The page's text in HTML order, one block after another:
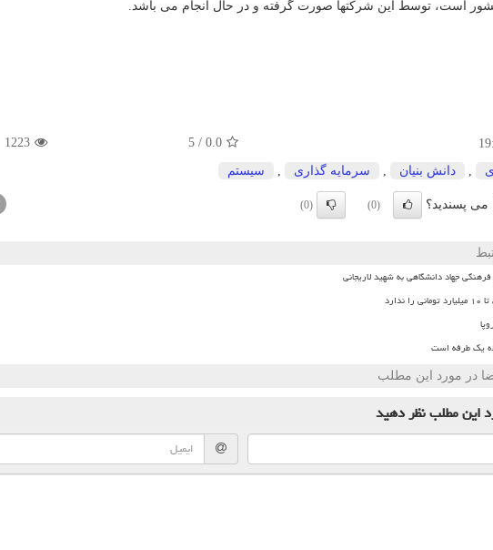
است، توسط این شرکتها صورت گرفته و در حال انجام می باشد.
0.0
/
5
1223
دانش بنیان سرمایه گذاری سیستم
می پسندید؟ (0)
(0)
جهاد دانشگاهی به شهید لاریجانی
در مورد این مطلب
این مطلبنظر دهید